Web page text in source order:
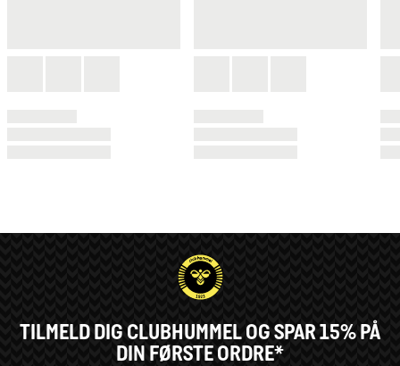
TILMELD DIG CLUBHUMMEL OG SPAR 15% PÅ
DIN FØRSTE ORDRE*